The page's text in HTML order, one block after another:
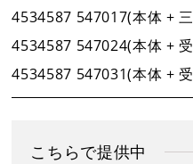
4534587 547017(本体 +
4534587 547024(本体 +
4534587 547031(本体 +
こちらで提供中
新製品情報
新規会員登録
お客様保証書登録